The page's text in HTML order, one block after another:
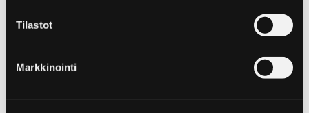
Tilastot
Markkinointi